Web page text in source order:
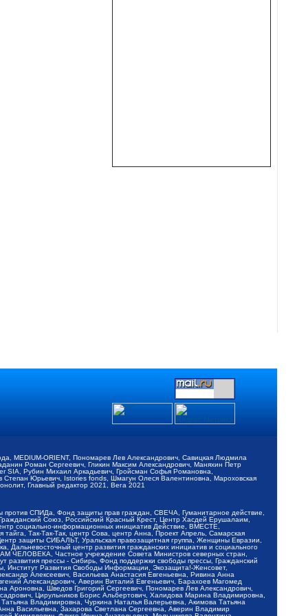
MEDIUM-ORIENT, Пономарев Лев Александрович, Савицкая Людмила
Роман Сергеевич, Гликин Максим Александрович, Маняхин Петр
Рубин Михаил Аркадьевич, Гройсман Софья Романовна,
Юрьевич, Istories fonds, Шмагун Олеся Валентиновна, Мароховская
Главный редактор 2021, Вега 2021
СПИДа, Фонд защиты прав граждан, СВЕЧА, Гуманитарное действие,
Союз, Российский Красный Крест, Центр Хасдей Ерушалаим,
социально-информационных инициатив Действие, ВМЕСТЕ,
Так-Так-Так, центр Сова, центр Анна, Проект Апрель, Самарская
защиты СИБАЛЬТ, Уральская правозащитная группа, Женщины Евразии,
Дальневосточный центр развития гражданских инициатив и социального
ЧЕЛОВЕКА, Частное учреждение Совета Министров северных стран,
прессы - Сибирь, Фонд поддержки свободы прессы, Гражданский
Институт Развития Свободы Информации, Экозащита!-Женсовет,
Алексеевич, Васильева Анастасия Евгеньевна, Ривина Анна
Александрович, Аверин Виталий Евгеньевич, Барахоев Магомед
Шведов Григорий Сергеевич, Пономарев Лев Александрович,
Цирульников Борис Альбертович, Халидова Марина Владимировна,
Владимировна, Чуркина Наталья Валерьевна, Акимова Татьяна
Васильевна, Захарова Светлана Сергеевна, Аверин Владимир